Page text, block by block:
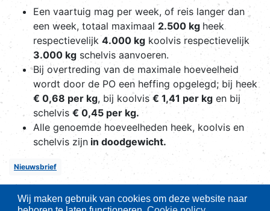
Wij maken gebruik van cookies om deze website naar
Een vaartuig mag per week, of reis langer dan
een week, totaal maximaal 2.500 kg heek
respectievelijk4.000 kg koolvis respectievelijk
3.000 kg schelvis aanvoeren.
Bij overtreding van de maximale hoeveelheid
wordt door de PO een heffing opgelegd; bij heek
€ 0,68 per kg, bij koolvis € 1,41 per kg en bij
schelvis € 0,45 per kg.
Alle genoemde hoeveelheden heek, koolvis en
schelvis zijn in doodgewicht.
Nieuwsbrief